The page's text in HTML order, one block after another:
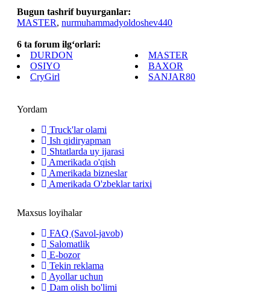
Bugun tashrif buyurganlar:
MASTER, nurmuhammadyoldoshev440
6 ta forum ilg‘orlari:
DURDON
MASTER
OSIYO
BAXOR
CryGirl
SANJAR80
Yordam
Truck'lar olami
Ish qidiryapman
Shtatlarda uy ijarasi
Amerikada o'qish
Amerikada bizneslar
Amerikada O'zbeklar tarixi
Maxsus loyihalar
FAQ (Savol-javob)
Salomatlik
E-bozor
Tekin reklama
Ayollar uchun
Dam olish bo'limi